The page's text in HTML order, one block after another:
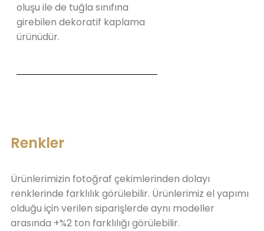
oluşu ile de tuğla sınıfına
girebilen dekoratif kaplama
ürünüdür.
Renkler
Ürünlerimizin fotoğraf çekimlerinden dolayı
renklerinde farklılık görülebilir. Ürünlerimiz el yapımı
olduğu için verilen siparişlerde aynı modeller
arasında +%2 ton farklılığı görülebilir.